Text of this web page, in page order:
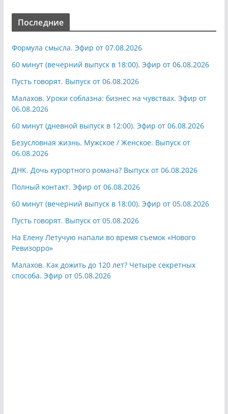
Последние
Формула смысла. Эфир от 07.08.2026
60 минут (вечерний выпуск в 18:00). Эфир от 06.08.2026
Пусть говорят. Выпуск от 06.08.2026
Малахов. Уроки соблазна: бизнес на чувствах. Эфир от
06.08.2026
60 минут (дневной выпуск в 12:00). Эфир от 06.08.2026
Безусловная жизнь. Мужское / Женское. Выпуск от
06.08.2026
ДНК. Дочь курортного романа? Выпуск от 06.08.2026
Полный контакт. Эфир от 06.08.2026
60 минут (вечерний выпуск в 18:00). Эфир от 05.08.2026
Пусть говорят. Выпуск от 05.08.2026
На Елену Летучую напали во время съемок «Нового
Ревизорро»
Малахов. Как дожить до 120 лет? Четыре секретных
способа. Эфир от 05.08.2026